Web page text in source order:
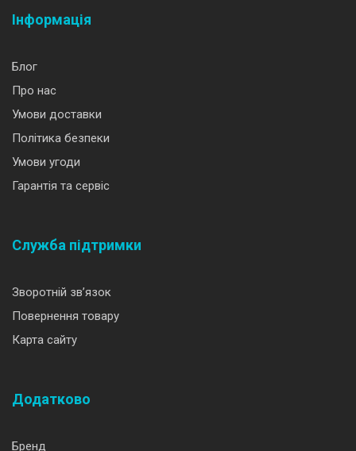
Інформація
Блог
Про нас
Умови доставки
Політика безпеки
Умови угоди
Гарантія та сервіс
Служба підтримки
Зворотній зв’язок
Повернення товару
Карта сайту
Додатково
Бренд